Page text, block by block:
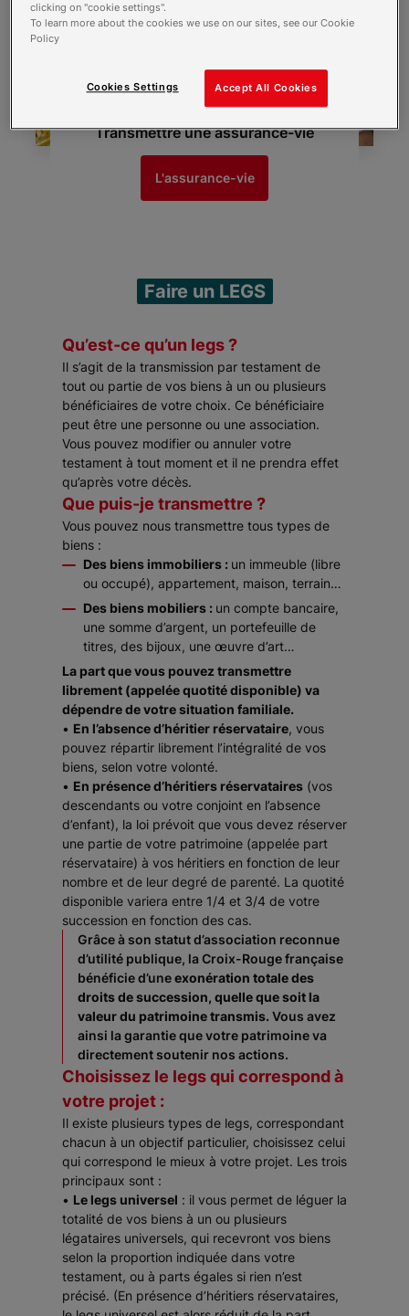
Transmettre une assurance-vie
L'assurance-vie
Faire un LEGS
Qu’est-ce qu’un legs ?
Il s’agit de la transmission par testament de
tout ou partie de vos biens à un ou plusieurs
bénéficiaires de votre choix. Ce bénéficiaire
peut être une personne ou une association.
Vous pouvez modifier ou annuler votre
testament à tout moment et il ne prendra effet
qu’après votre décès.
Que puis-je transmettre ?
Vous pouvez nous transmettre tous types de
biens :
Des biens immobiliers : un immeuble (libre
ou occupé), appartement, maison, terrain…
Des biens mobiliers : un compte bancaire,
une somme d’argent, un portefeuille de
titres, des bijoux, une œuvre d’art…
La part que vous pouvez transmettre
librement (appelée quotité disponible) va
dépendre de votre situation familiale.
• En l’absence d’héritier réservataire, vous
pouvez répartir librement l’intégralité de vos
biens, selon votre volonté.
• En présence d’héritiers réservataires (vos
descendants ou votre conjoint en l’absence
d’enfant), la loi prévoit que vous devez réserver
une partie de votre patrimoine (appelée part
réservataire) à vos héritiers en fonction de leur
nombre et de leur degré de parenté. La quotité
disponible variera entre 1/4 et 3/4 de votre
succession en fonction des cas.
Grâce à son statut d’association reconnue
d’utilité publique, la Croix-Rouge française
bénéficie d’uneexonération totale des
droits de succession, quelle que soit la
valeur du patrimoine transmis. Vous avez
ainsi la garantie que votre patrimoine va
directement soutenir nos actions.
Choisissez le legs qui correspond à
votre projet :
Il existe plusieurs types de legs, correspondant
chacun à un objectif particulier, choisissez celui
qui correspond le mieux à votre projet. Les trois
principaux sont :
• Le legs universel : il vous permet de léguer la
totalité de vos biens à un ou plusieurs
légataires universels, qui recevront vos biens
selon la proportion indiquée dans votre
testament, ou à parts égales si rien n’est
précisé. (En présence d’héritiers réservataires,
clicking on "cookie settings".
To learn more about the cookies we use on our sites, see our Cookie
Policy
Accept All Cookies
Cookies Settings